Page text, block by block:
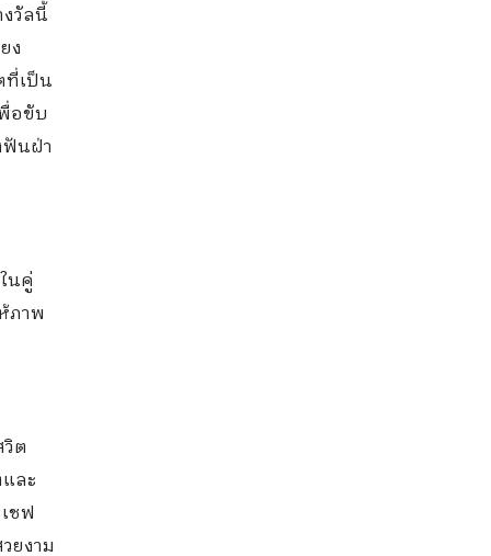
วัลนี้
ง
ที่เป็น
อขับ
นฝ่า
นคู่
ภาพ
ต
ละ
เชฟ
ยงาม